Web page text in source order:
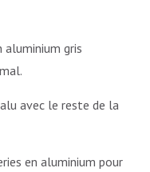
aluminium gris
avec le reste de la
en aluminium pour